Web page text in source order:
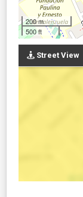
200 m
500 ft
Street View